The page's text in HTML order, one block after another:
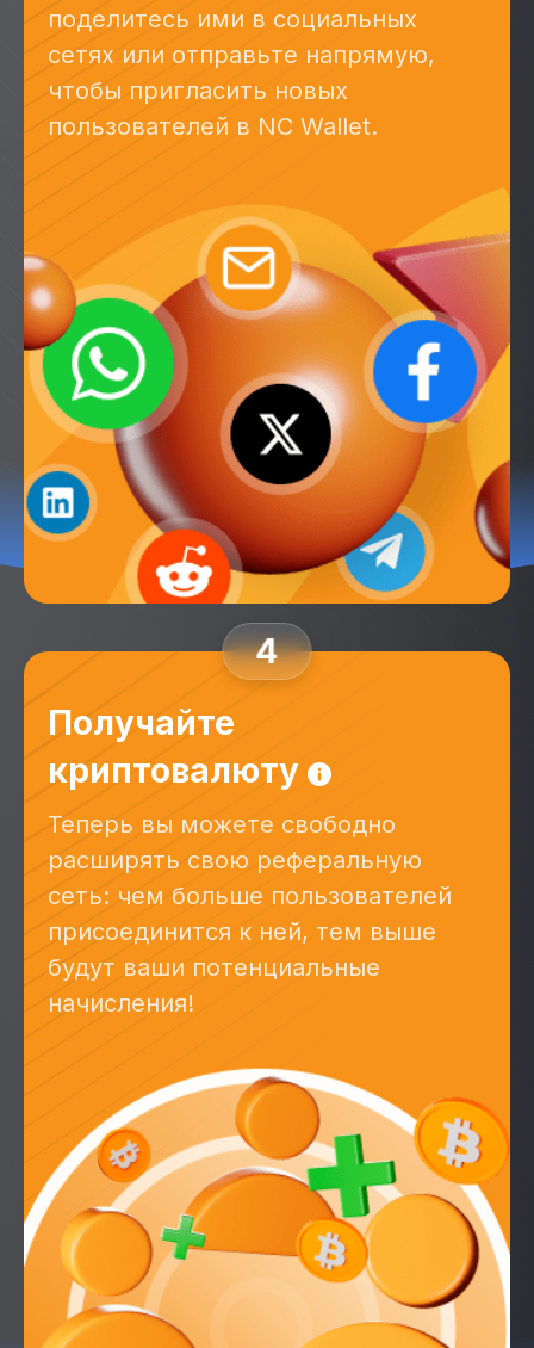
поделитесь ими в социальных
сетях или отправьте напрямую,
чтобы пригласить новых
пользователей в NC Wallet.
4
Получайте
криптовалюту
Теперь вы можете свободно
расширять свою реферальную
сеть: чем больше пользователей
присоединится к ней, тем выше
будут ваши потенциальные
начисления!